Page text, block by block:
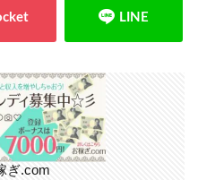
ぎ.com